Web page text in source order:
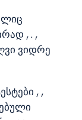
, . ,
ვიდრე
, ,